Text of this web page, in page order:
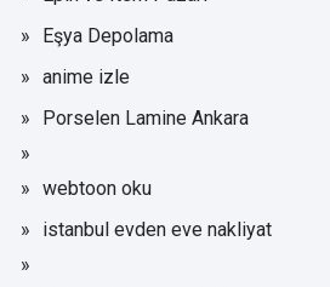
Eşya Depolama
anime izle
Porselen Lamine Ankara
webtoon oku
istanbul evden eve nakliyat